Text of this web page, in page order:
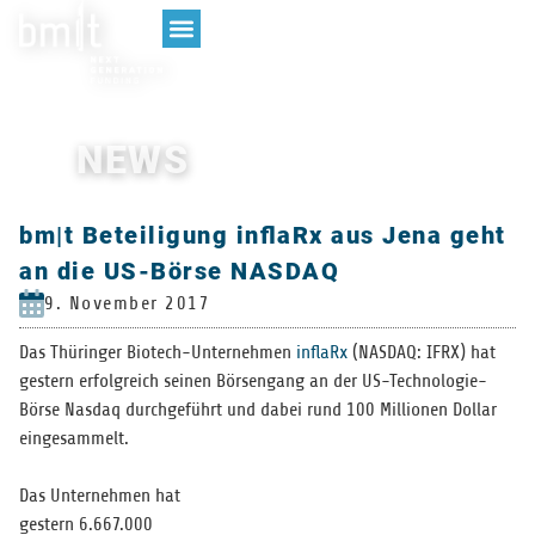
NEWS
bm|t Beteiligung inflaRx aus Jena geht
an die US-Börse NASDAQ
9. November 2017
Das Thü­rin­ger Bio­tech-Unter­neh­men inflaRx (NASDAQ: IFRX) hat
ges­tern erfolg­reich sei­nen Bör­sen­gang an der US-Tech­no­lo­gie-
Börse Nasdaq durch­ge­führt und dabei rund 100 Mil­lio­nen Dol­lar
eingesammelt.
Das Unter­neh­men hat
ges­tern 6.667.000